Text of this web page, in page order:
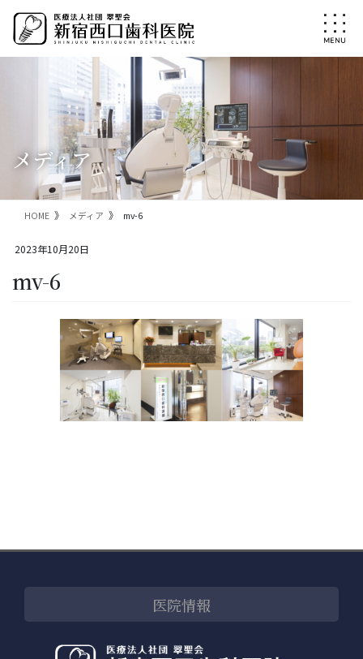
ン
ー
メディア
HOME メディア mv-6
2023年10月20日
mv-6
医院情報